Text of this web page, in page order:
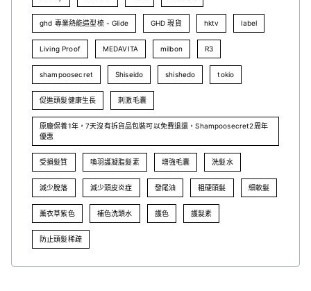
ghd 專業熱能造型梳 - Glide GHD 現貨 hktv label
Living Proof MEDAVITA milbon R3
shampoosecret Shiseido shishedo tokio
促進頭髮健康生長 刺激毛囊
原廠保養1年，7天沒有拆貨品包裝可以免費退還，Shampoosecret2周年
優惠
受損髮質 喚羽護凝脂髮素 增強毛囊 洗髮水
減少脫落 減少頭皮炎症 發尾油 粗硬頭髮 細軟髮
薰衣草紫色 補色洗頭水 護色 護髮素
防止頭髮稀疏